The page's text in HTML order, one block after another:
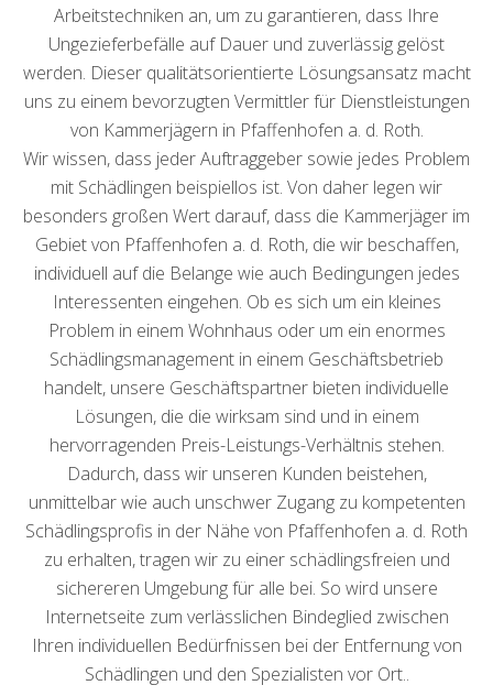
Arbeitstechniken an, um zu garantieren, dass Ihre
Ungezieferbefälle auf Dauer und zuverlässig gelöst
werden. Dieser qualitätsorientierte Lösungsansatz macht
uns zu einem bevorzugten Vermittler für Dienstleistungen
von Kammerjägern in Pfaffenhofen a. d. Roth.
Wir wissen, dass jeder Auftraggeber sowie jedes Problem
mit Schädlingen beispiellos ist. Von daher legen wir
besonders großen Wert darauf, dass die Kammerjäger im
Gebiet von Pfaffenhofen a. d. Roth, die wir beschaffen,
individuell auf die Belange wie auch Bedingungen jedes
Interessenten eingehen. Ob es sich um ein kleines
Problem in einem Wohnhaus oder um ein enormes
Schädlingsmanagement in einem Geschäftsbetrieb
handelt, unsere Geschäftspartner bieten individuelle
Lösungen, die die wirksam sind und in einem
hervorragenden Preis-Leistungs-Verhältnis stehen.
Dadurch, dass wir unseren Kunden beistehen,
unmittelbar wie auch unschwer Zugang zu kompetenten
Schädlingsprofis in der Nähe von Pfaffenhofen a. d. Roth
zu erhalten, tragen wir zu einer schädlingsfreien und
sichereren Umgebung für alle bei. So wird unsere
Internetseite zum verlässlichen Bindeglied zwischen
Ihren individuellen Bedürfnissen bei der Entfernung von
Schädlingen und den Spezialisten vor Ort..